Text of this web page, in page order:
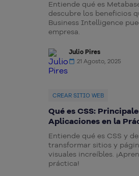
Entiende qué es
descubre los beneficios
Business Intelligence
empresa.
Julio Pires
21 Agosto, 2025
CREAR SITIO WEB
Qué es CSS:
Aplicaciones en la
Entiende qué es CSS y
transformar sitios y
visuales increíbles.
práctica!